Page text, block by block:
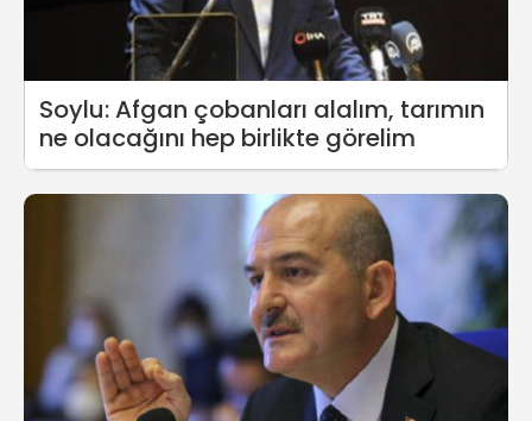
Soylu: Afgan çobanları alalım, tarımın
ne olacağını hep birlikte görelim